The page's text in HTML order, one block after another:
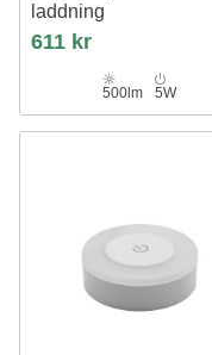
laddning
Guld, touch-dimbar, CCT,
611 kr
500lm 5W